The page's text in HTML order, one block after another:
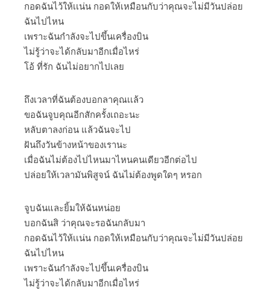
กอดฉันไว้ให้เเน่น กอดให้เหมือนกับว่าคุณจะไม่มีวันปล่อย
ฉันไปไหน
เพราะฉันกำลังจะไปขึ้นเครื่องบิน
ไม่รู้ว่าจะได้กลับมาอีกเมื่อไหร่
โอ้ ที่รัก ฉันไม่อยากไปเลย
ถึงเวลาที่ฉันต้องบอกลาคุณเเล้ว
ขอฉันจูบคุณอีกสักครั้งเถอะนะ
หลับตาลงก่อน แล้วฉันจะไป
ฝันถึงวันข้างหน้าของเรานะ
เมื่อฉันไม่ต้องไปไหนมาไหนคนเดียวอีกต่อไป
ปล่อยให้เวลามันพิสูจน์ ฉันไม่ต้องพูดใดๆ หรอก
จูบฉันและยิ้มให้ฉันหน่อย
บอกฉันสิ ว่าคุณจะรอฉันกลับมา
กอดฉันไว้ให้เเน่น กอดให้เหมือนกับว่าคุณจะไม่มีวันปล่อย
ฉันไปไหน
เพราะฉันกำลังจะไปขึ้นเครื่องบิน
ไม่รู้ว่าจะได้กลับมาอีกเมื่อไหร่